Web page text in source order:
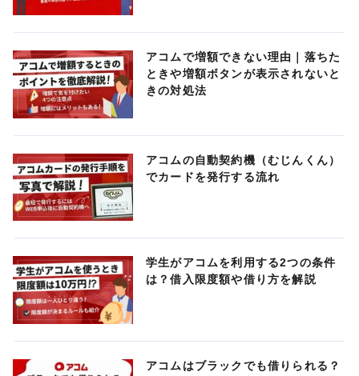
アコムで増額できない理由｜落ちた
ときや増額ボタンが表示されないと
きの対処法
アコムの自動契約機（むじんくん）
でカードを発行する流れ
学生がアコムを利用する2つの条件
は？借入限度額や借り方を解説
アコムはブラックでも借りられる？